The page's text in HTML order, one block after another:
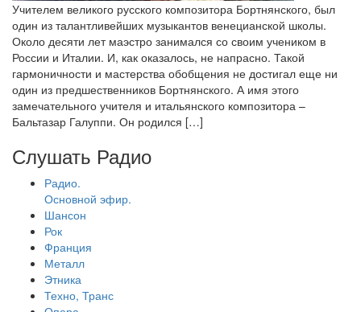
Учителем великого русского композитора Бортнянского, был
один из талантливейших музыкантов венецианской школы.
Около десяти лет маэстро занимался со своим учеником в
России и Италии. И, как оказалось, не напрасно. Такой
гармоничности и мастерства обобщения не достигал еще ни
один из предшественников Бортнянского. А имя этого
замечательного учителя и итальянского композитора –
Бальтазар Галуппи. Он родился […]
Слушать Радио
Радио.
Основной эфир.
Шансон
Рок
Франция
Металл
Этника
Техно, Транс